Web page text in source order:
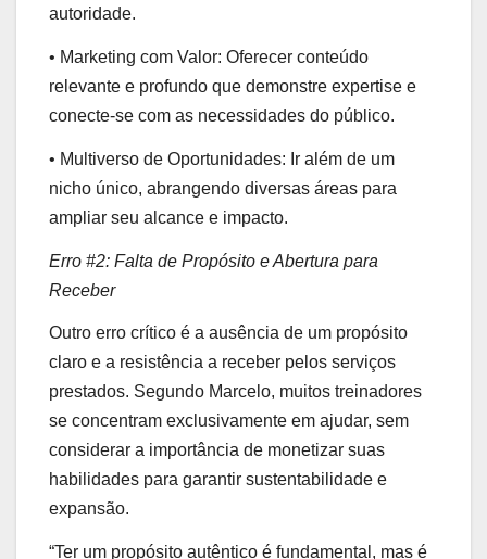
autoridade.
• Marketing com Valor: Oferecer conteúdo
relevante e profundo que demonstre expertise e
conecte-se com as necessidades do público.
• Multiverso de Oportunidades: Ir além de um
nicho único, abrangendo diversas áreas para
ampliar seu alcance e impacto.
Erro #2: Falta de Propósito e Abertura para
Receber
Outro erro crítico é a ausência de um propósito
claro e a resistência a receber pelos serviços
prestados. Segundo Marcelo, muitos treinadores
se concentram exclusivamente em ajudar, sem
considerar a importância de monetizar suas
habilidades para garantir sustentabilidade e
expansão.
“Ter um propósito autêntico é fundamental, mas é